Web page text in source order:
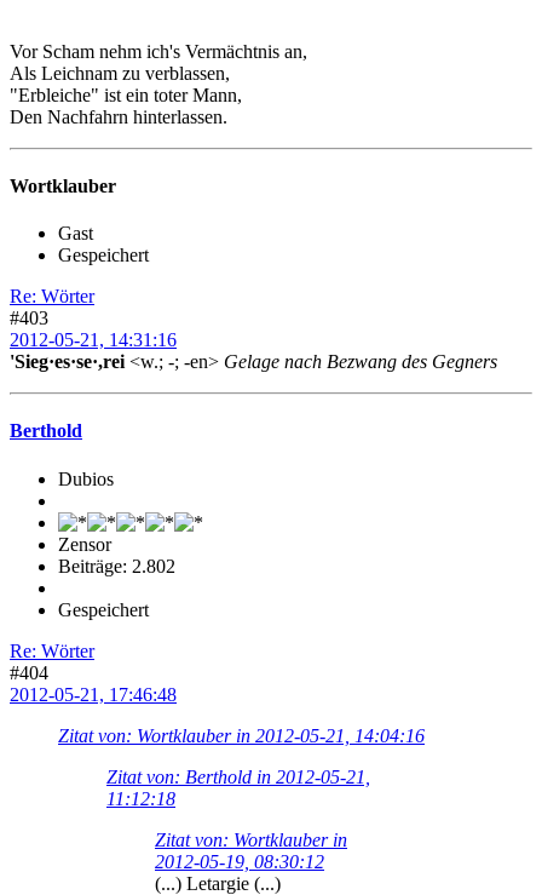
Vor Scham nehm ich's Vermächtnis an,
Als Leichnam zu verblassen,
"Erbleiche" ist ein toter Mann,
Den Nachfahrn hinterlassen.
Wortklauber
Gast
Gespeichert
Re: Wörter
#403
2012-05-21, 14:31:16
'Sieg·es·se·,rei <w.; -; -en> Gelage nach Bezwang des Gegners
Berthold
Dubios
Zensor
Beiträge: 2.802
Gespeichert
Re: Wörter
#404
2012-05-21, 17:46:48
Zitat von: Wortklauber in 2012-05-21, 14:04:16
Zitat von: Berthold in 2012-05-21,
11:12:18
Zitat von: Wortklauber in
2012-05-19, 08:30:12
(...) Letargie (...)